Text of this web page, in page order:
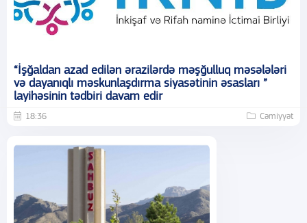
“İşğaldan azad edilən ərazilərdə məşğulluq məsələləri
və dayanıqlı məskunlaşdırma siyasətinin əsasları ”
layihəsinin tədbiri davam edir
18:36 Cəmiyyət